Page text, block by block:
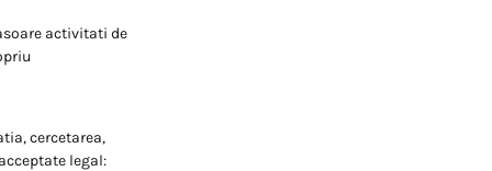
activitati de
cercetarea,
legal: